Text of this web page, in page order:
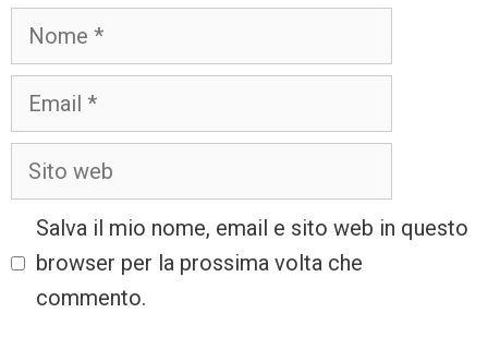
Salva il mio nome, email e sito web in questo
browser per la prossima volta che
commento.